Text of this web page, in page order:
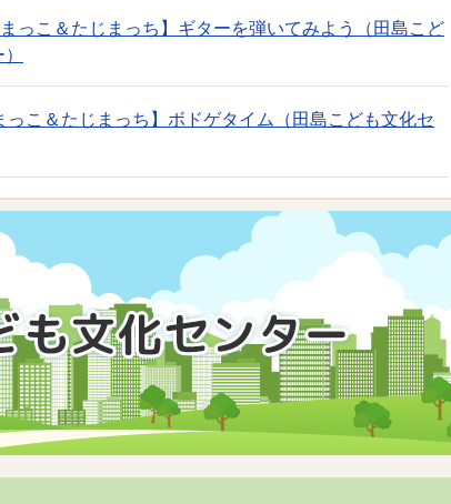
っこ＆たじまっち】ギターを弾いてみよう（田島こど
っこ＆たじまっち】ボドゲタイム（田島こども文化セ